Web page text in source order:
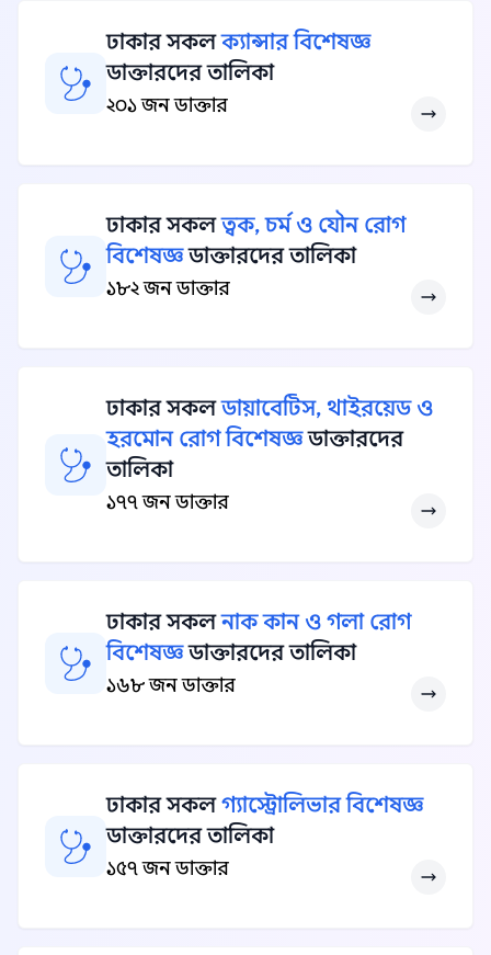
ঢাকার সকলক্যান্সার বিশেষজ্ঞ
ডাক্তারদের তালিকা
২০১ জন ডাক্তার
ঢাকার সকলত্বক, চর্ম ও যৌন রোগ
বিশেষজ্ঞডাক্তারদের তালিকা
১৮২ জন ডাক্তার
ঢাকার সকলডায়াবেটিস, থাইরয়েড ও
হরমোন রোগ বিশেষজ্ঞডাক্তারদের
তালিকা
১৭৭ জন ডাক্তার
ঢাকার সকলনাক কান ও গলা রোগ
বিশেষজ্ঞডাক্তারদের তালিকা
১৬৮ জন ডাক্তার
ঢাকার সকলগ্যাস্ট্রোলিভার বিশেষজ্ঞ
ডাক্তারদের তালিকা
১৫৭ জন ডাক্তার